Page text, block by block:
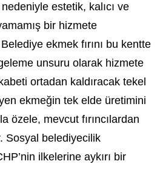
estetik, kalıcı ve
bir hizmete
ekmek fırını bu kentte
unsuru olarak hizmete
ortadan kaldıracak tekel
ekmeğin tek elde üretimini
özele, mevcut fırıncılardan
Sosyal belediyecilik
ilkelerine aykırı bir